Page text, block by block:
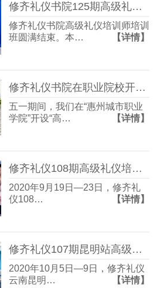
修齐礼仪书院125期高级礼仪培训师双证班圆满结束
修齐礼仪书院高级礼仪培训师培训
班圆满结束。本…
【详情】
修齐礼仪书院在职业院校开设“高级礼仪培训师双证班”
五一期间，我们在“惠州城市职业
学院”开设“高…
【详情】
修齐礼仪108期高级礼仪培训师培训班圆满结束！
2020年9月19日—23日，修齐礼
仪108…
【详情】
修齐礼仪107期昆明站高级礼仪培训师培训班圆满结束
2020年10月5日—9日，修齐礼仪
云南昆明…
【详情】